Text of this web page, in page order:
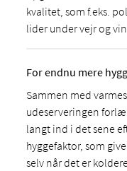
kvalitet, som f.eks.
lider under vejr og
For endnu mere
Sammen med
udeserveringen
langt ind i det sene
hyggefaktor, som
selv når det er